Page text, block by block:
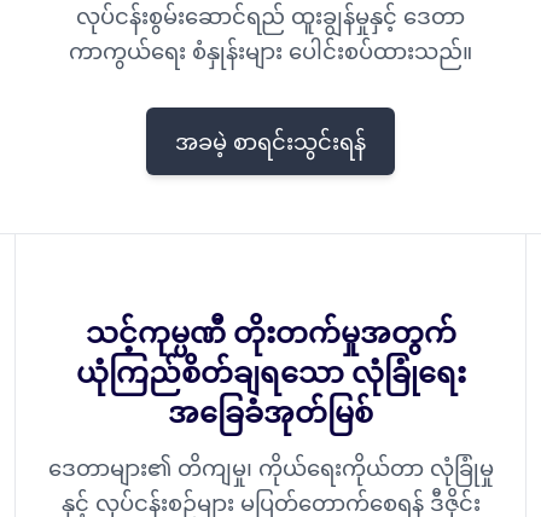
လုပ်ငန်းစွမ်းဆောင်ရည် ထူးချွန်မှုနှင့် ဒေတာ
ကာကွယ်ရေး စံနှုန်းများ ပေါင်းစပ်ထားသည်။
အခမဲ့ စာရင်းသွင်းရန်
သင့်ကုမ္ပဏီ တိုးတက်မှုအတွက်
ယုံကြည်စိတ်ချရသော လုံခြုံရေး
အခြေခံအုတ်မြစ်
ဒေတာများ၏ တိကျမှု၊ ကိုယ်ရေးကိုယ်တာ လုံခြုံမှု
နှင့် လုပ်ငန်းစဉ်များ မပြတ်တောက်စေရန် ဒီဇိုင်း